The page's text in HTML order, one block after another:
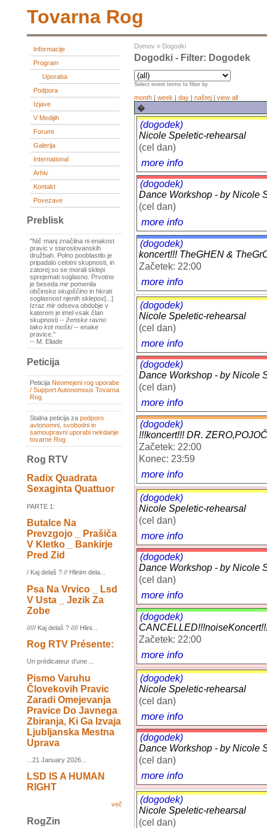
Tovarna Rog
Informacije
Program
Uporaba
Podpora
Izjave
V Medijih
Forumi
Galerija
International
Arhiv
Kontakt
Povezave
Preblisk
"Nič manj značilna ni enakost
pravic v staroslovanskih
družbah. Polno pooblastilo je
pripadalo celotni skupnosti, in
zatorej so se morali sklepi
sprejemati soglasno. Prvotno
je beseda mir pomenila
občinsko skupščino in hkrati
soglasnostnjenih sklepov[...]
Izraz mir odseva obdobje v
katerem je imel vsak član
skupnosti -- ženske ravno
tako kot moški-- enake
pravice."
-- M. Eliade
Peticija
Peticija Neomejeni rog uporabe
/ Support Autonomous Tovarna
Rog
Stalna peticija za podporo
avtonomni, svobodni in
samoupravni uporabi nekdanje
tovarne Rog
Rog RTV
Radix Quadrata
Sexaginta Quattuor
PARTE 1:
Butalce Na
Prevzgojo _ Prašiča
V Kletko _ Bankirje
Pred Zid
/ Kaj delaš ? // Hlinim dela...
Psa Na Vrvico _ Lsd
V Usta _ Jezik Za
Zobe
///// Kaj delaš ? //// Hlini...
Rog RTV Présente:
Un prédicateur d'une ...
Pismo Varuhu
Človekovih Pravic
Zaradi Omejevanja
Pravice Do Javnega
Zbiranja, Ki Ga Izvaja
Ljubljanska Mestna
Uprava
...21 January 2026...
LSD IS A HUMAN
RIGHT
več
RogZin
Domov » Dogodki
Dogodki - Filter: Dogodek
Select event terms to filter by
month | week | day | naštej | view all
�
(dogodek)
Nicole Speletic-rehearsal
(cel dan)
more info
(dogodek)
Dance Workshop - by Nicole
(cel dan)
more info
(dogodek)
koncert!!! TheGHEN &
Začetek: 22:00
more info
(dogodek)
Nicole Speletic-rehearsal
(cel dan)
more info
(dogodek)
Dance Workshop - by Nicole
(cel dan)
more info
(dogodek)
!!!koncert!!! DR.
Začetek: 22:00
Konec: 23:59
more info
(dogodek)
Nicole Speletic-rehearsal
(cel dan)
more info
(dogodek)
Dance Workshop - by Nicole
(cel dan)
more info
(dogodek)
Začetek: 22:00
more info
(dogodek)
Nicole Speletic-rehearsal
(cel dan)
more info
(dogodek)
Dance Workshop - by Nicole
(cel dan)
more info
(dogodek)
Nicole Speletic-rehearsal
(cel dan)